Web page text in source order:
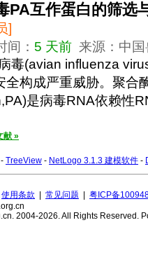
PA互作蛋白的筛选
]
间： 5 天前 来源：中
毒(avian influenza
全构成严重威胁。聚合
是病毒RNA依赖性
献 »
- TreeView - NetLogo 3.1.3 建模软件 -
使用条款 常见问题
粤ICP备
2004-2026. All Rights Reserved.